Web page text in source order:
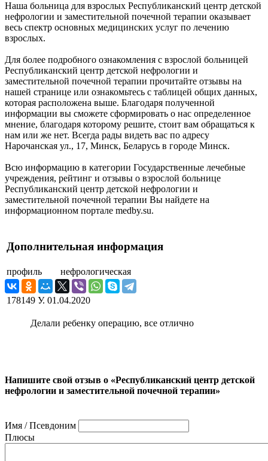
Наша больница для взрослых Республиканский центр детской
нефрологии и заместительной почечной терапии оказывает
весь спектр основных медицинских услуг по лечению
взрослых.
Для более подробного ознакомления с взрослой больницей
Республиканский центр детской нефрологии и
заместительной почечной терапии прочитайте отзывы на
нашей странице или ознакомьтесь с таблицей общих данных,
которая расположена выше. Благодаря полученной
информации вы сможете сформировать о нас определенное
мнение, благодаря которому решите, стоит вам обращаться к
нам или же нет. Всегда рады видеть вас по адресу
Нарочанская ул., 17, Минск, Беларусь в городе Минск.
Всю информацию в категории Государственные лечебные
учреждения, рейтинг и отзывы о взрослой больнице
Республиканский центр детской нефрологии и
заместительной почечной терапии Вы найдете на
информационном портале medby.su.
Дополнительная информация
профиль нефрологическая
178149 У. 01.04.2020
Делали ребенку операцию, все отлично
Напишите свой отзыв о «Республиканский центр детской
нефрологии и заместительной почечной терапии»
Имя / Псевдоним
Плюсы